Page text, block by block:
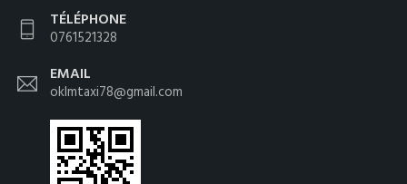
TÉLÉPHONE
0761521328
EMAIL
oklmtaxi78@gmail.com